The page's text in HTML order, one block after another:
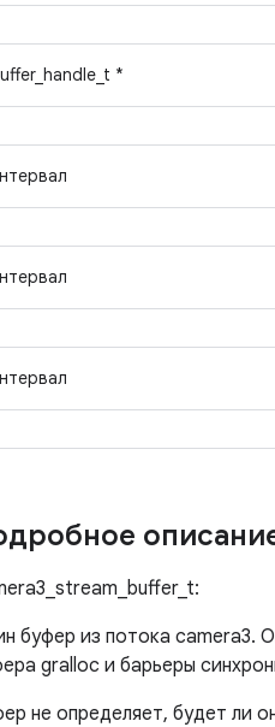
*
буфер из потока camera3.
gralloc и барьеры
не определяет, будет ли